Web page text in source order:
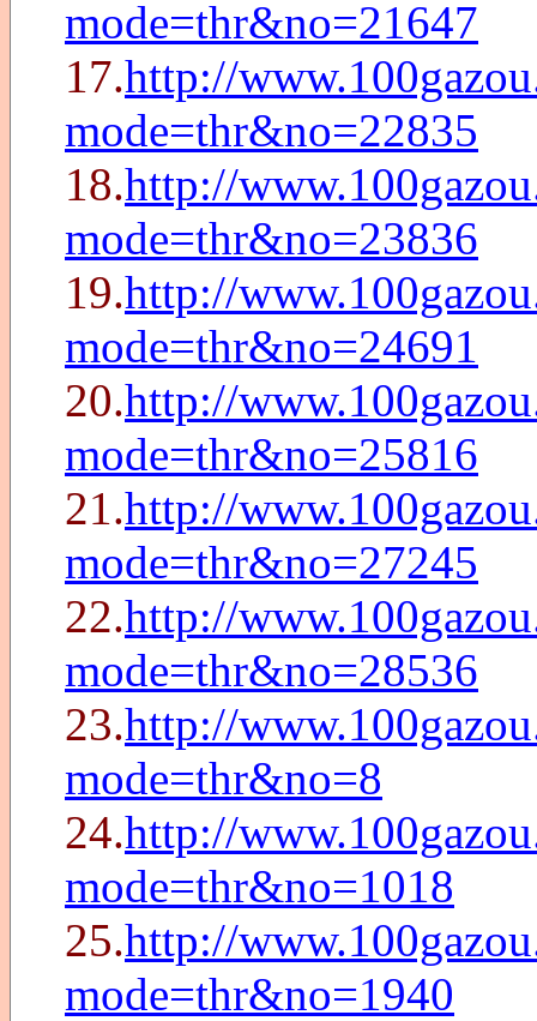
mode=thr&no=21647
17.http://
mode=thr&no=22835
18.http://
mode=thr&no=23836
19.http://
mode=thr&no=24691
20.http://
mode=thr&no=25816
21.http://
mode=thr&no=27245
22.http://
mode=thr&no=28536
23.http://
mode=thr&no=8
24.http://
mode=thr&no=1018
25.http://
mode=thr&no=1940